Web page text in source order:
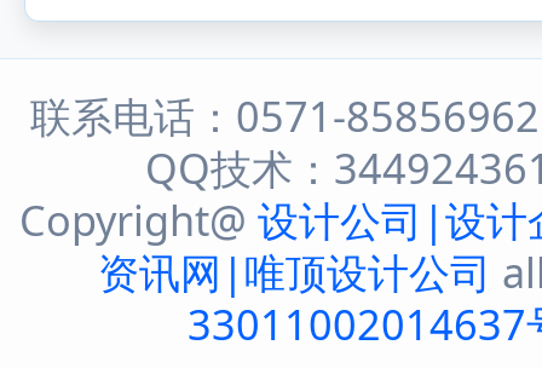
联系电话：0571-
QQ技术：
Copyright@ 设计公司|设计
资讯网|唯顶设计公司
33011002014637